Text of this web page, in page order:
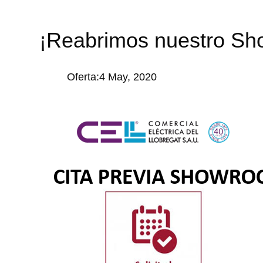
¡Reabrimos nuestro
Oferta:4 May, 2020